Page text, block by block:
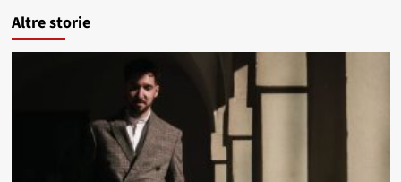
Altre storie